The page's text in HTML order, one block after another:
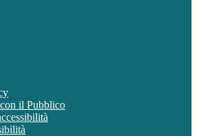
il Pubblico